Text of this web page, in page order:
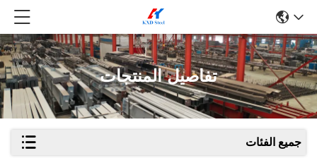
تفاصيل المنتجات
جميع الفئات